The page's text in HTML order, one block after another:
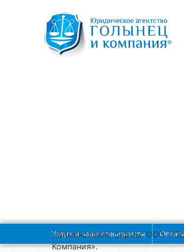
Услуги и наши специалисты
Наименование фирмы: ООО
Компания».